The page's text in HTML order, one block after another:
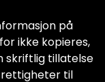
på
ikke kopieres,
skriftlig tillatelse
rettigheter til